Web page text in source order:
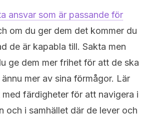
ansvar som är passande för
om du ger dem det kommer du
de är kapabla till. Sakta men
ge dem mer frihet för att de ska
mer av sina förmågor. Lär
färdigheter för att navigera i
och i samhället där de lever och